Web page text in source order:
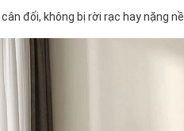
đối, không bị rời rạc hay nặng nề